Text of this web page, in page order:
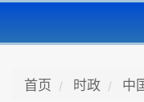
首页 时政 中